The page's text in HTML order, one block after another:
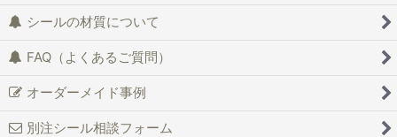
シールの材質について
FAQ（よくあるご質問）
オーダーメイド事例
別注シール相談フォーム